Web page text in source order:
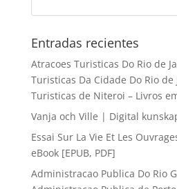
Entradas recientes
Atracoes Turisticas Do Rio de
Turisticas Da Cidade Do Rio de
Turisticas de Niteroi – Livros
Vanja och Ville | Digital
Essai Sur La Vie Et Les
eBook [EPUB, PDF]
Administracao Publica Do Rio